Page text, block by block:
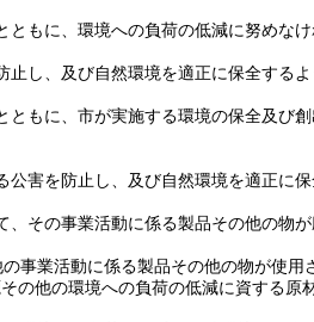
もに、環境への負荷の低減に努めなけ
し、及び自然環境を適正に保全する
もに、市が実施する環境の保全及び
害を防止し、及び自然環境を適正に
その事業活動に係る製品その他の物
事業活動に係る製品その他の物が使用
の他の環境への負荷の低減に資する原